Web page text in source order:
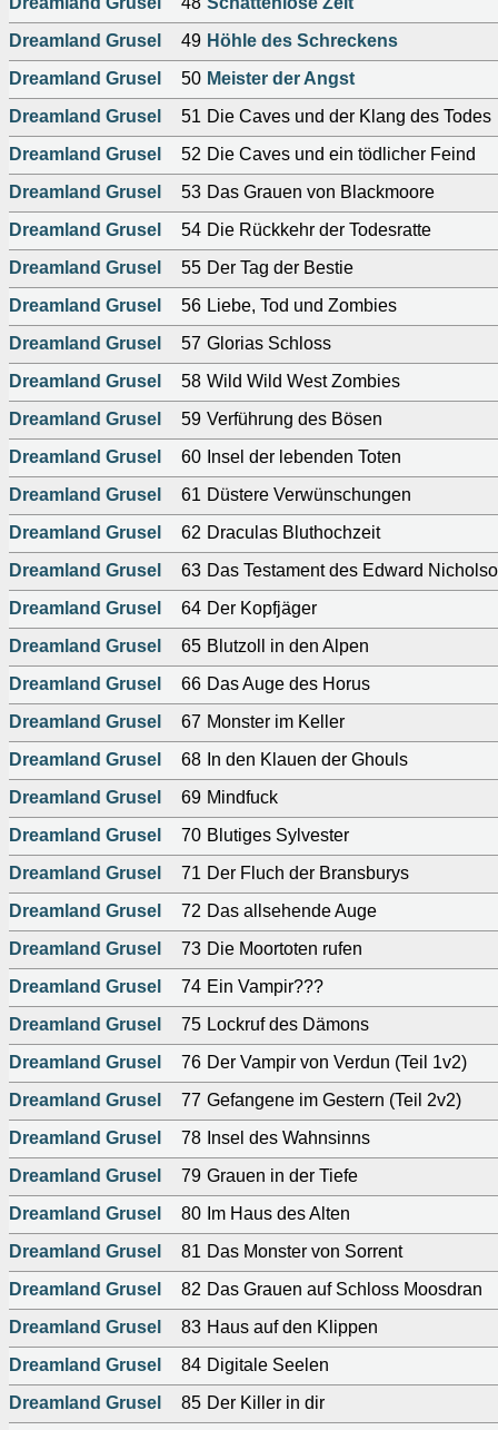
Dreamland Grusel
49 Höhle des Schreckens
Dreamland Grusel
50 Meister der Angst
Dreamland Grusel
51 Die Caves und der Klang des Todes
Dreamland Grusel
52 Die Caves und ein tödlicher Feind
Dreamland Grusel
53 Das Grauen von Blackmoore
Dreamland Grusel
54 Die Rückkehr der Todesratte
Dreamland Grusel
55 Der Tag der Bestie
Dreamland Grusel
56 Liebe, Tod und Zombies
Dreamland Grusel
57 Glorias Schloss
Dreamland Grusel
58 Wild Wild West Zombies
Dreamland Grusel
59 Verführung des Bösen
Dreamland Grusel
60 Insel der lebenden Toten
Dreamland Grusel
61 Düstere Verwünschungen
Dreamland Grusel
62 Draculas Bluthochzeit
Dreamland Grusel
63 Das Testament des Edward
Dreamland Grusel
64 Der Kopfjäger
Dreamland Grusel
65 Blutzoll in den Alpen
Dreamland Grusel
66 Das Auge des Horus
Dreamland Grusel
67 Monster im Keller
Dreamland Grusel
68 In den Klauen der Ghouls
Dreamland Grusel
69 Mindfuck
Dreamland Grusel
70 Blutiges Sylvester
Dreamland Grusel
71 Der Fluch der Bransburys
Dreamland Grusel
72 Das allsehende Auge
Dreamland Grusel
73 Die Moortoten rufen
Dreamland Grusel
74 Ein Vampir???
Dreamland Grusel
75 Lockruf des Dämons
Dreamland Grusel
76 Der Vampir von Verdun (Teil 1v2)
Dreamland Grusel
77 Gefangene im Gestern (Teil 2v2)
Dreamland Grusel
78 Insel des Wahnsinns
Dreamland Grusel
79 Grauen in der Tiefe
Dreamland Grusel
80 Im Haus des Alten
Dreamland Grusel
81 Das Monster von Sorrent
Dreamland Grusel
82 Das Grauen auf Schloss Moosdran
Dreamland Grusel
83 Haus auf den Klippen
Dreamland Grusel
84 Digitale Seelen
Dreamland Grusel
85 Der Killer in dir